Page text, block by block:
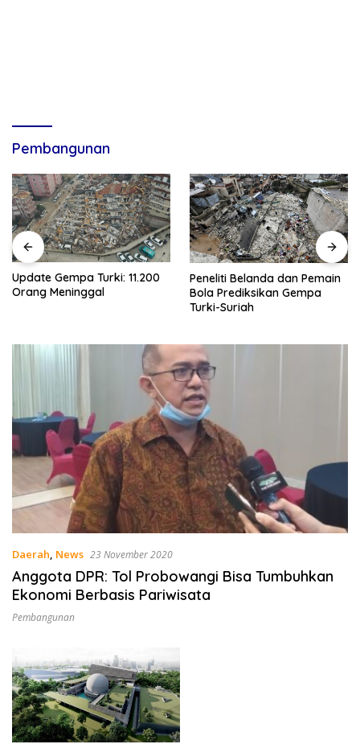
Pembangunan
Update Gempa Turki: 11.200
Orang Meninggal
Peneliti Belanda dan Pemain
Bola Prediksikan Gempa
Turki-Suriah
Daerah, News 23 November 2020
Anggota DPR: Tol Probowangi Bisa Tumbuhkan
Ekonomi Berbasis Pariwisata
Pembangunan